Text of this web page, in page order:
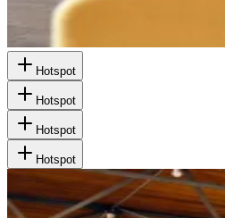
Hotspot
Hotspot
Hotspot
Hotspot